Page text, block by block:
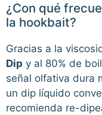
¿Con qué
la hookbait?
Gracias a la
Dip y al 80% de
señal olfativa dura
un dip líquido
recomienda re-